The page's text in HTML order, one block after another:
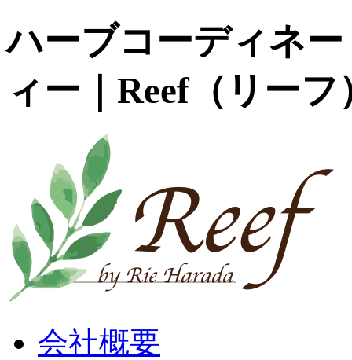
ハーブコーディネ
ィー｜Reef（リーフ
会社概要